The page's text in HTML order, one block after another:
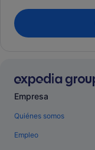
Empresa
Quiénes somos
Empleo